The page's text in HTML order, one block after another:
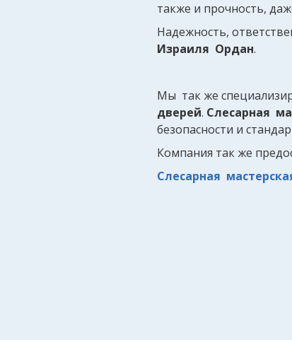
также и прочность,
Надежность,
Израиля Ордан.
Мы так же
дверей. Слесарная
безопасности и
Компания так же
Слесарная